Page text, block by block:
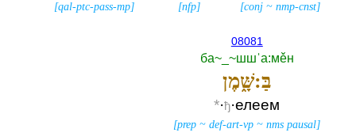
[conj ~nmp-cnst]
[nfp]
[qal-ptc-pass-mp]
08081
ба~_~шшˈа:мěн
בַּ:שָּׁ֑מֶן
*·ђ·елеем
[prep ~def-art-vp ~nms pausal]